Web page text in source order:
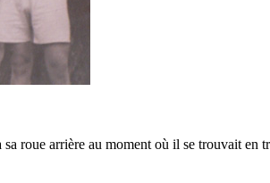
roue arrière au moment où il se trouvait